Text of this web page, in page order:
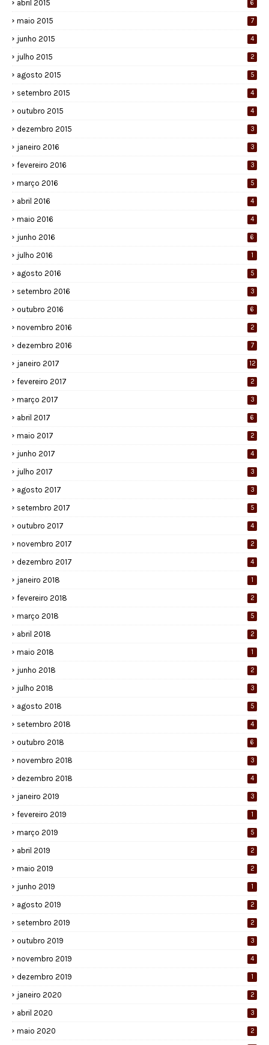
abril 2015 6
maio 2015 7
junho 2015 4
julho 2015 2
agosto 2015 5
setembro 2015 4
outubro 2015 4
dezembro 2015 3
janeiro 2016 3
fevereiro 2016 3
março 2016 5
abril 2016 4
maio 2016 4
junho 2016 6
julho 2016 1
agosto 2016 5
setembro 2016 3
outubro 2016 6
novembro 2016 2
dezembro 2016 7
janeiro 2017 12
fevereiro 2017 2
março 2017 3
abril 2017 6
maio 2017 2
junho 2017 4
julho 2017 3
agosto 2017 3
setembro 2017 5
outubro 2017 4
novembro 2017 2
dezembro 2017 4
janeiro 2018 1
fevereiro 2018 2
março 2018 5
abril 2018 2
maio 2018 1
junho 2018 2
julho 2018 3
agosto 2018 5
setembro 2018 4
outubro 2018 6
novembro 2018 3
dezembro 2018 4
janeiro 2019 3
fevereiro 2019 1
março 2019 5
abril 2019 2
maio 2019 2
junho 2019 1
agosto 2019 2
setembro 2019 2
outubro 2019 3
novembro 2019 4
dezembro 2019 1
janeiro 2020 2
abril 2020 3
maio 2020 2